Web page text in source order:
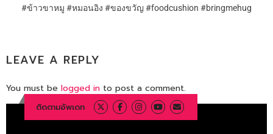
#ข้าวขาหมู #หมอนอิง #ของขวัญ #foodcushion #bringmehug
LEAVE A REPLY
You must be logged in to post a comment.
ติดตามอัพเดท